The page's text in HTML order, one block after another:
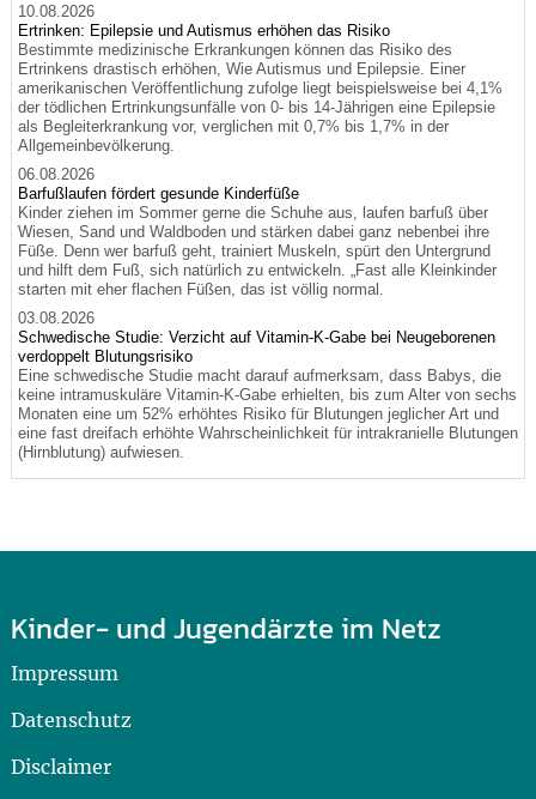
10.08.2026
Ertrinken: Epilepsie und Autismus erhöhen das Risiko
Bestimmte medizinische Erkrankungen können das Risiko des
Ertrinkens drastisch erhöhen, Wie Autismus und Epilepsie. Einer
amerikanischen Veröffentlichung zufolge liegt beispielsweise bei 4,1%
der tödlichen Ertrinkungsunfälle von 0- bis 14-Jährigen eine Epilepsie
als Begleiterkrankung vor, verglichen mit 0,7% bis 1,7% in der
Allgemeinbevölkerung.
06.08.2026
Barfußlaufen fördert gesunde Kinderfüße
Kinder ziehen im Sommer gerne die Schuhe aus, laufen barfuß über
Wiesen, Sand und Waldboden und stärken dabei ganz nebenbei ihre
Füße. Denn wer barfuß geht, trainiert Muskeln, spürt den Untergrund
und hilft dem Fuß, sich natürlich zu entwickeln. „Fast alle Kleinkinder
starten mit eher flachen Füßen, das ist völlig normal.
03.08.2026
Schwedische Studie: Verzicht auf Vitamin-K-Gabe bei Neugeborenen
verdoppelt Blutungsrisiko
Eine schwedische Studie macht darauf aufmerksam, dass Babys, die
keine intramuskuläre Vitamin-K-Gabe erhielten, bis zum Alter von sechs
Monaten eine um 52% erhöhtes Risiko für Blutungen jeglicher Art und
eine fast dreifach erhöhte Wahrscheinlichkeit für intrakranielle Blutungen
(Hirnblutung) aufwiesen.
Kinder- und Jugendärzte im Netz
Impressum
Datenschutz
Disclaimer